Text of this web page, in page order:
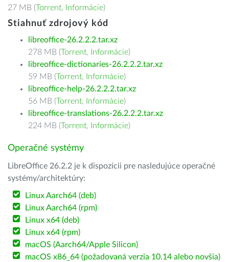
27 MB (Torrent, Informácie)
Stiahnuť zdrojový kód
libreoffice-26.2.2.2.tar.xz
278 MB (Torrent, Informácie)
libreoffice-dictionaries-26.2.2.2.tar.xz
59 MB (Torrent, Informácie)
libreoffice-help-26.2.2.2.tar.xz
56 MB (Torrent, Informácie)
libreoffice-translations-26.2.2.2.tar.xz
224 MB (Torrent, Informácie)
Operačné systémy
LibreOffice 26.2.2 je k dispozícii pre nasledujúce operačné
systémy/architektúry:
Linux Aarch64 (deb)
Linux Aarch64 (rpm)
Linux x64 (deb)
Linux x64 (rpm)
macOS (Aarch64/Apple Silicon)
macOS x86_64 (požadovaná verzia 10.14 alebo novšia)